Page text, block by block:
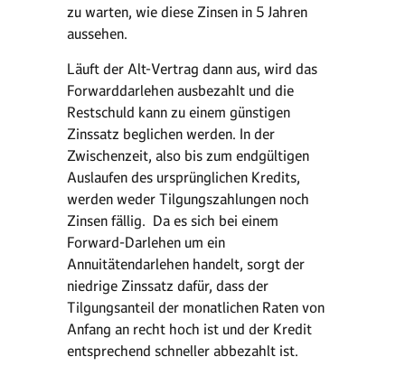
zu warten, wie diese Zinsen in 5 Jahren
aussehen.
Läuft der Alt-Vertrag dann aus, wird das
Forwarddarlehen ausbezahlt und die
Restschuld kann zu einem günstigen
Zinssatz beglichen werden. In der
Zwischenzeit, also bis zum endgültigen
Auslaufen des ursprünglichen Kredits,
werden weder Tilgungszahlungen noch
Zinsen fällig. Da es sich bei einem
Forward-Darlehen um ein
Annuitätendarlehen handelt, sorgt der
niedrige Zinssatz dafür, dass der
Tilgungsanteil der monatlichen Raten von
Anfang an recht hoch ist und der Kredit
entsprechend schneller abbezahlt ist.